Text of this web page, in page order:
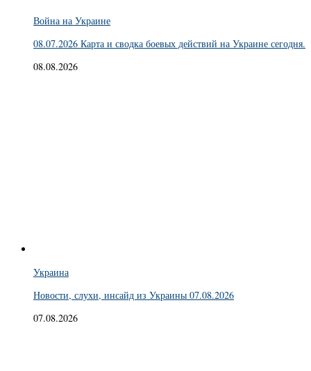
Война на Украине
08.07.2026 Карта и сводка боевых действий на Украине сегодня.
08.08.2026
Украина
Новости, слухи, инсайд из Украины 07.08.2026
07.08.2026